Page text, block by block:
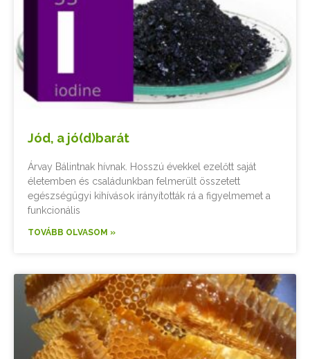
Jód, a jó(d)barát
Árvay Bálintnak hívnak. Hosszú évekkel ezelőtt saját
életemben és családunkban felmerült összetett
egészségügyi kihívások irányították rá a figyelmemet a
funkcionális
TOVÁBB OLVASOM »